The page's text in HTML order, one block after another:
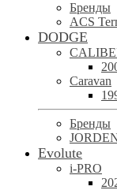
Бренды
ACS
DODGE
Caravan
Бренды
Evolute
i-PRO